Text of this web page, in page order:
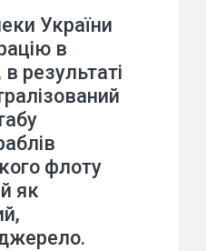
України
в
результаті
флоту
як